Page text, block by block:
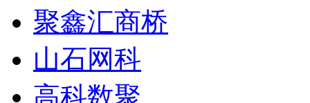
聚鑫汇商桥
山石网科
高科数聚